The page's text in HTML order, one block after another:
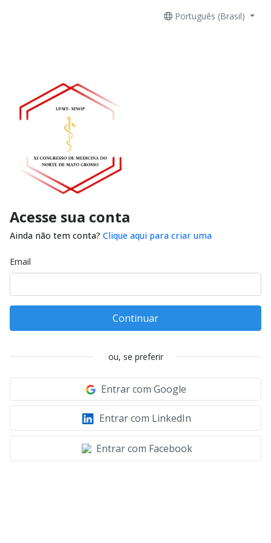
Português (Brasil)
Acesse sua conta
Ainda não tem conta? Clique aqui para criar uma
Email
Continuar
ou, se preferir
Entrar com Google
Entrar com LinkedIn
Entrar com Facebook